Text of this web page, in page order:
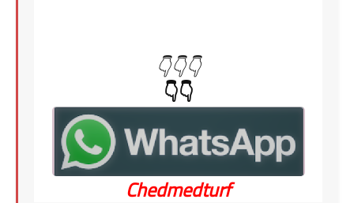
👇👇👇
👇👇
Chedmedturf